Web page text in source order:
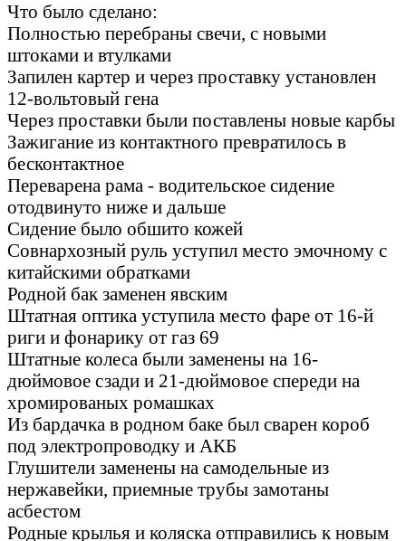
Что было сделано:
Полностью перебраны свечи, с новыми
штоками и втулками
Запилен картер и через проставку установлен
12-вольтовый гена
Через проставки были поставлены новые карбы
Зажигание из контактного превратилось в
бесконтактное
Переварена рама - водительское сидение
отодвинуто ниже и дальше
Сидение было обшито кожей
Совнархозный руль уступил место эмочному с
китайскими обратками
Родной бак заменен явским
Штатная оптика уступила место фаре от 16-й
риги и фонарику от газ 69
Штатные колеса были заменены на 16-
дюймовое сзади и 21-дюймовое спереди на
хромированых ромашках
Из бардачка в родном баке был сварен короб
под электропроводку и АКБ
Глушители заменены на самодельные из
нержавейки, приемные трубы замотаны
асбестом
Родные крылья и коляска отправились к новым